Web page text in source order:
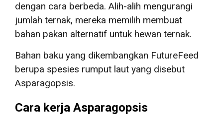
dengan cara berbeda. Alih-alih mengurangi
jumlah ternak, mereka memilih membuat
bahan pakan alternatif untuk hewan ternak.
Bahan baku yang dikembangkan FutureFeed
berupa spesies rumput laut yang disebut
Asparagopsis.
Cara kerja Asparagopsis